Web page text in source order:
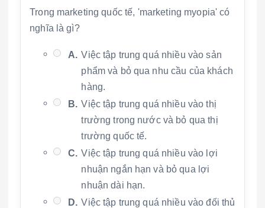
Trong marketing quốc tế, 'marketing myopia' có
nghĩa là gì?
A. Việc tập trung quá nhiều vào sản
phẩm và bỏ qua nhu cầu của khách
hàng.
B. Việc tập trung quá nhiều vào thị
trường trong nước và bỏ qua thị
trường quốc tế.
C. Việc tập trung quá nhiều vào lợi
nhuận ngắn hạn và bỏ qua lợi
nhuận dài hạn.
D. Việc tập trung quá nhiều vào đối thủ